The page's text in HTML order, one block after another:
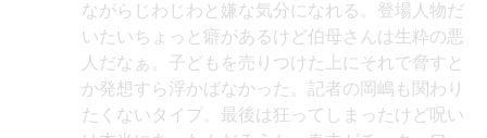
ながらじわじわと嫌な気分になれる。登場人物だ
いたいちょっと癖があるけど伯母さんは生粋の悪
人だなぁ。子どもを売りつけた上にそれで脅すと
か発想すら浮かばなかった。記者の岡嶋も関わり
たくないタイプ。最後は狂ってしまったけど呪い